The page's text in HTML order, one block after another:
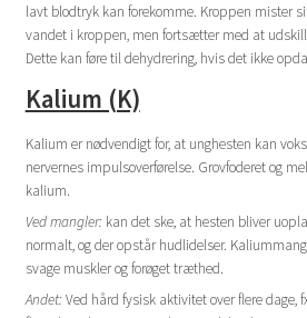
lavt blodtryk kan forekomme. Kroppen mister
vandet i kroppen, men fortsætter med at
Dette kan føre til dehydrering, hvis det ikke
Kalium (K)
Kalium er nødvendigt for, at unghesten kan
nervernes impulsoverførelse. Grovfoderet og
kalium.
Ved mangler:kan det ske, at hesten bliver
normalt, og der opstår hudlidelser.
svage muskler og forøget træthed.
Andet:Ved hård fysisk aktivitet over flere dage,